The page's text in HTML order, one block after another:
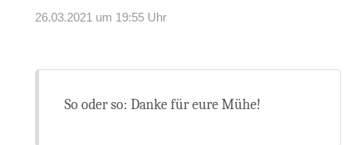
26.03.2021 um 19:55 Uhr
So oder so: Danke für eure Mühe!